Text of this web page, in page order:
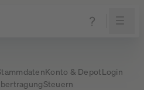
Konto & DepotLogin
Steuern